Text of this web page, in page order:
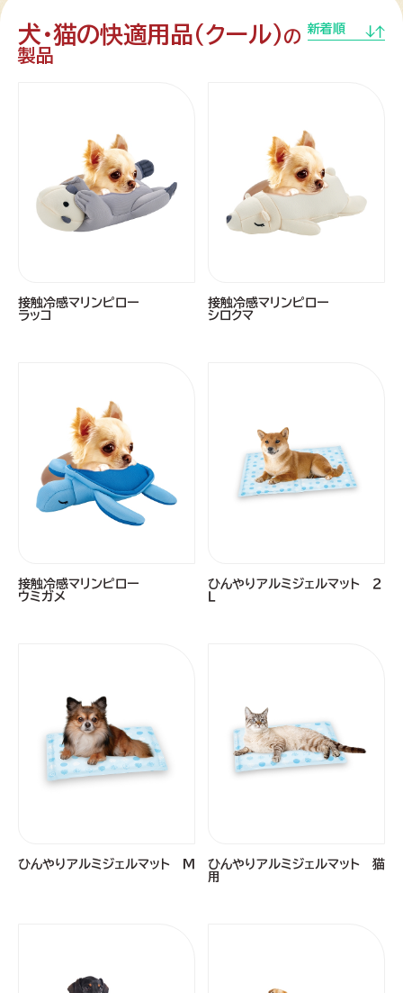
犬・猫の快適用品（クール） の
製品
新着順
接触冷感マリンピロー
ラッコ
接触冷感マリンピロー
シロクマ
接触冷感マリンピロー
ウミガメ
ひんやりアルミジェルマット ２
Ｌ
ひんやりアルミジェルマット Ｍ
ひんやりアルミジェルマット 猫
用